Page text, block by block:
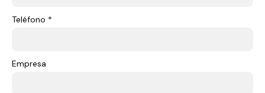
Teléfono *
Empresa